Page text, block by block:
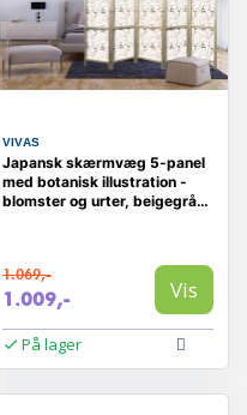
VIVAS
Japansk skærmvæg 5-panel
med botanisk illustration -
blomster og urter, beigegrå,
1.069,-
1.009,- Vis
På lager